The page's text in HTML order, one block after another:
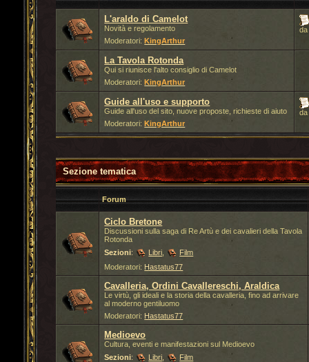
L'araldo di Camelot
Novità e regolamento
Moderatori:KingArthur
da
La Tavola Rotonda
Qui si riunisce l'alto consiglio di Camelot
Moderatori:KingArthur
Guide all'uso e supporto
Guide all'uso del sito, nuove proposte, richieste di aiuto
Moderatori:KingArthur
Sezione tematica
Forum
Ciclo Bretone
Discussioni sulla saga di Re Artù e dei cavalieri della Tavola
Rotonda
Sezioni: Libri
Film
Moderatori: Hastatus77
Cavalleria, Ordini Cavallereschi, Araldica
Le virtù, gli ideali e la storia della cavalleria, fino ad arrivare
al moderno gentiluomo
Moderatori: Hastatus77
Medioevo
Cultura, eventi e manifestazioni sul Medioevo
Sezioni: Libri
Film